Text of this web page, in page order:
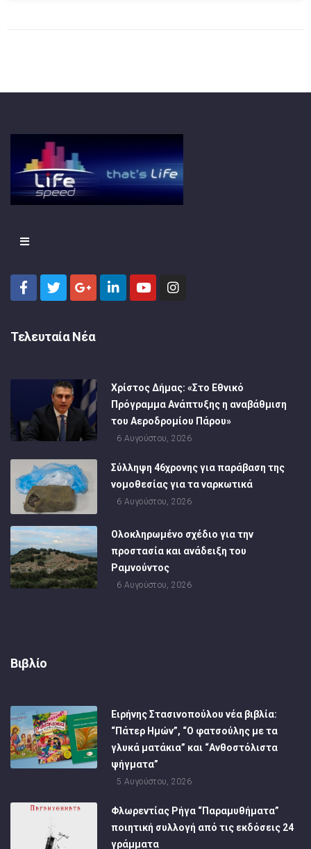
Τελευταία Νέα
Χρίστος Δήμας: «Στο Εθνικό
Πρόγραμμα Ανάπτυξης η αναβάθμιση
του Αεροδρομίου Πάρου»
6 Αυγούστου, 2026
Σύλληψη 46χρονης για παράβαση της
νομοθεσίας για τα ναρκωτικά
6 Αυγούστου, 2026
Ολοκληρωμένο σχέδιο για την
προστασία και ανάδειξη του
Ραμνούντος
6 Αυγούστου, 2026
Βιβλίο
Ειρήνης Στασινοπούλου νέα βιβλία:
“Πάτερ Ημών”, “Ο φατσούλης με τα
γλυκά ματάκια” και “Ανθοστόλιστα
ψήγματα”
5 Αυγούστου, 2026
Φλωρεντίας Ρήγα “Παραμυθήματα”
ποιητική συλλογή από τις εκδόσεις 24
γράμματα